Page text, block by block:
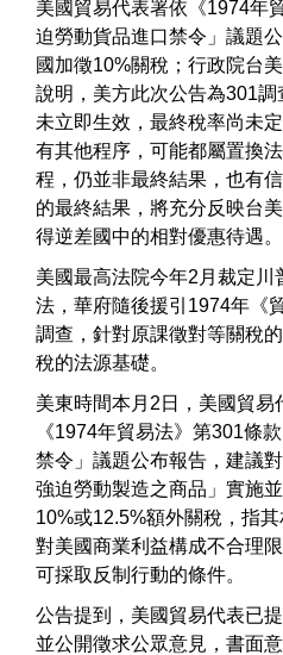
美國貿易代表署依《1974年
迫勞動貨品進口禁令」議題
國加徵10%關稅；行政院台
說明，美方此次公告為301
未立即生效，最終稅率尚未
有其他程序，可能都屬置換
程，仍並非最終結果，也有
的最終結果，將充分反映台
得逆差國中的相對優惠待遇。
美國最高法院今年2月裁定川
法，華府隨後援引1974年《
調查，針對原課徵對等關稅
稅的法源基礎。
美東時間本月2日，美國貿易
《1974年貿易法》第301條
禁令」議題公布報告，建議
強迫勞動製造之商品」實施
10%或12.5%額外關稅，指
對美國商業利益構成不合理
可採取反制行動的條件。
公告提到，美國貿易代表已
並公開徵求公眾意見，書面